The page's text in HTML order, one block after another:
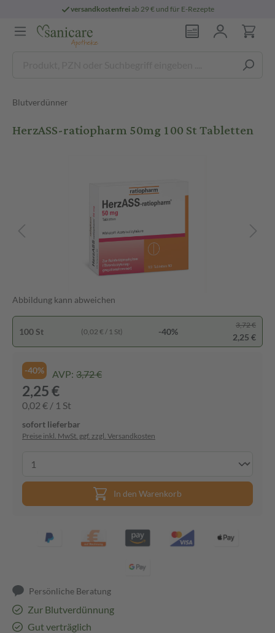
versandkostenfreiab 29 € und für E-Rezepte
Blutverdünner
HerzASS-ratiopharm 50mg 100 St Tabletten
Abbildung kann abweichen
100 St (0,02 € / 1 St) -40%
3,72 €
2,25 €
-40% AVP: 3,72 €
2,25 €
0,02 € / 1 St
sofort lieferbar
Preise inkl. MwSt. ggf. zzgl. Versandkosten
In den Warenkorb
Persönliche Beratung
Zur Blutverdünnung
Gut verträglich